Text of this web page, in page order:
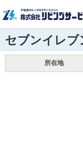
セブンイレブ
所在地